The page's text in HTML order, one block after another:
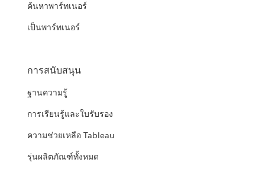
ค้นหาพาร์ทเนอร์
เป็นพาร์ทเนอร์
การสนับสนุน
ฐานความรู้
การเรียนรู้และใบรับรอง
ความช่วยเหลือ Tableau
รุ่นผลิตภัณฑ์ทั้งหมด